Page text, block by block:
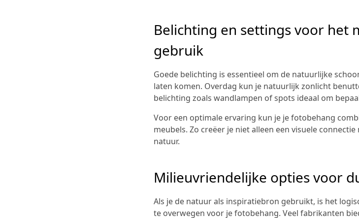
Belichting en settings voor het
gebruik
Goede belichting is essentieel om de natuurlijke
laten komen. Overdag kun je natuurlijk zonlicht
belichting zoals wandlampen of spots ideaal om
Voor een optimale ervaring kun je je fotobehang
meubels. Zo creëer je niet alleen een visuele
natuur.
Milieuvriendelijke opties voor
Als je de natuur als inspiratiebron gebruikt, is het
te overwegen voor je fotobehang. Veel fabrikanten